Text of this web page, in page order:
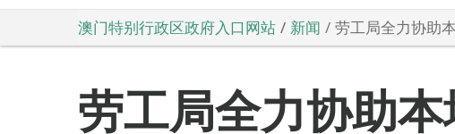
澳门特别行政区政府入口网站 新闻 劳工局全力协助
劳工局全力协助